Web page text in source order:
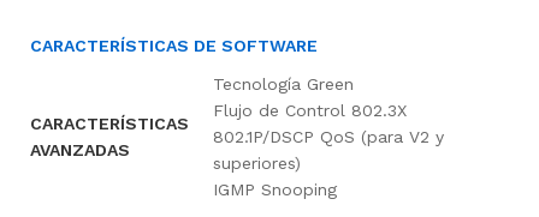
CARACTERÍSTICAS DE SOFTWARE
CARACTERÍSTICAS
AVANZADAS
Tecnología Green
Flujo de Control 802.3X
802.1P/DSCP QoS (para V2 y
superiores)
IGMP Snooping